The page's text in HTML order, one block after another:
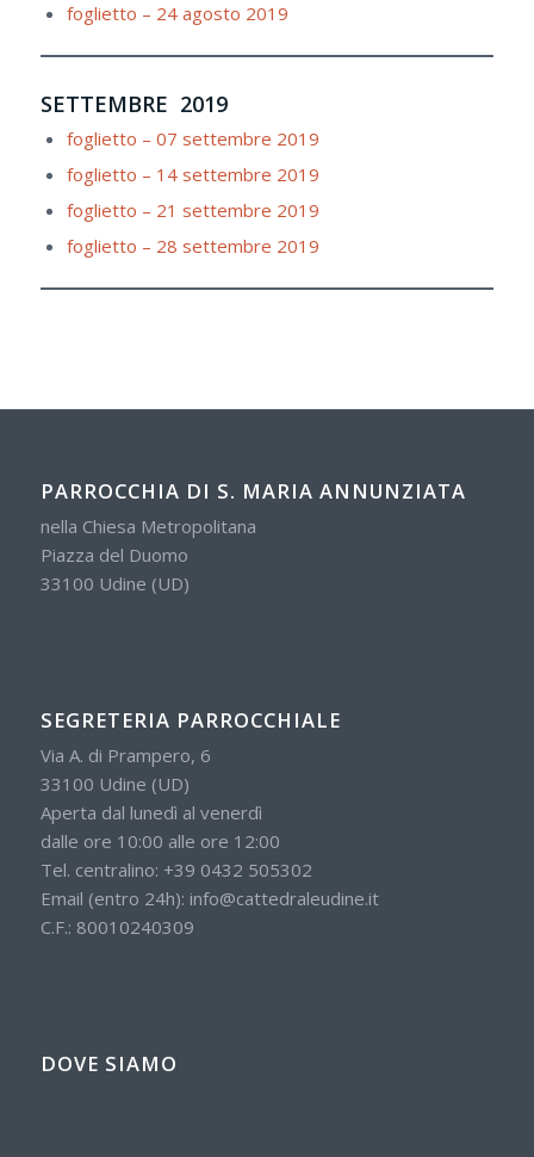
foglietto – 24 agosto 2019
SETTEMBRE 2019
foglietto – 07 settembre 2019
foglietto – 14 settembre 2019
foglietto – 21 settembre 2019
foglietto – 28 settembre 2019
PARROCCHIA DI S. MARIA ANNUNZIATA
nella Chiesa Metropolitana
Piazza del Duomo
33100 Udine (UD)
SEGRETERIA PARROCCHIALE
Via A. di Prampero, 6
33100 Udine (UD)
Aperta dal lunedì al venerdì
dalle ore 10:00 alle ore 12:00
Tel. centralino: +39 0432 505302
Email (entro 24h): info@cattedraleudine.it
C.F.: 80010240309
DOVE SIAMO